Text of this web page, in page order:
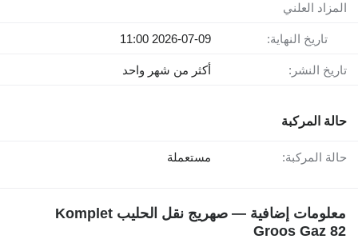
المزاد العلني
تاريخ النهاية: 2026-07-09 11:00
تاريخ النشر: أكثر من شهر واحد
حالة المركبة
حالة المركبة: مستعملة
معلومات إضافية — صهريج نقل الحليب Komplet
Groos Gaz 82